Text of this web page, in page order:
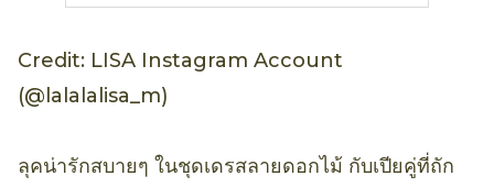
Credit: LISA Instagram Account
(@lalalalisa_m)
ลุคน่ารักสบายๆ ในชุดเดรสลายดอกไม้ กับเปียคู่ที่ถัก